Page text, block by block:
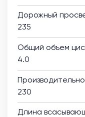
Дорожный
235
Общий объем
4.0
230
Длина